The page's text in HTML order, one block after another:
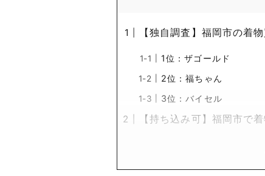
【独自調査】福岡市の着
1位：ザゴールド
2位：福ちゃん
3位：バイセル
【持ち込み可】福岡市で